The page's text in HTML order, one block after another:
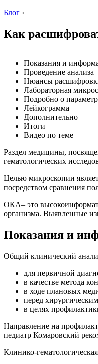
Блог ›
Как
Показания и
Проведение анализа
Нюансы
Лабораторная
Подробно о
Лейкограмма
Дополнительно
Итоги
Видео по теме
Раздел медицины,
гематологических
Целью микроскопии
посредством сравнения
ОКА– это
организма. Выявленные
Показания и
Общий клинический
для первичной
в качестве метода
в ходе плановых
перед
в целях
Направление на
педиатр Комаровский
Клинико-